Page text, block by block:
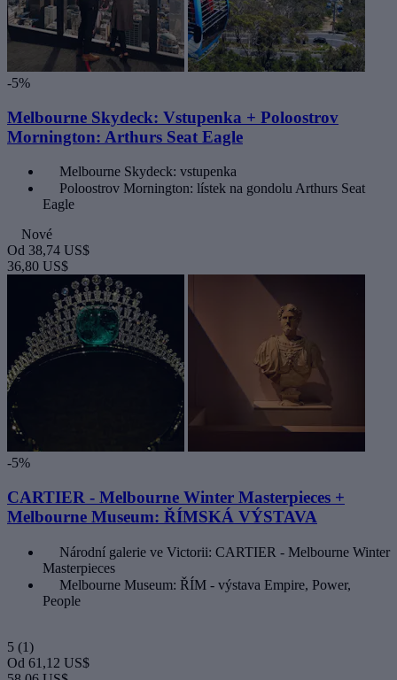
-5%
Melbourne Skydeck: Vstupenka + Poloostrov
Mornington: Arthurs Seat Eagle
Melbourne Skydeck: vstupenka
Poloostrov Mornington: lístek na gondolu Arthurs Seat
Eagle
Nové
Od 38,74 US$
36,80 US$
-5%
CARTIER - Melbourne Winter Masterpieces +
Melbourne Museum: ŘÍMSKÁ VÝSTAVA
Národní galerie ve Victorii: CARTIER - Melbourne Winter
Masterpieces
Melbourne Museum: ŘÍM - výstava Empire, Power,
People
5 (1)
Od 61,12 US$